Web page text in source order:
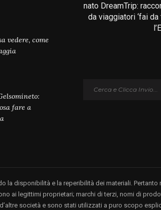
vedere, come
fare a
nato DreamTrip:
da viaggiatori ‘fai da
disponibilità e la reperibilità dei materiali. Pertanto
ai legittimi proprietari; marchi di terzi, nomi di
società e sono stati utilizzati a puro scopo